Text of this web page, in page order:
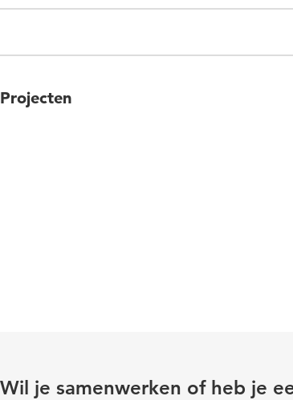
Projecten
Wil je samenwerken of heb je